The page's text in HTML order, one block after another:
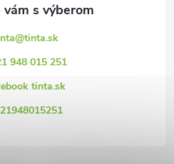
@tinta.sk
948 015 251
tinta.sk